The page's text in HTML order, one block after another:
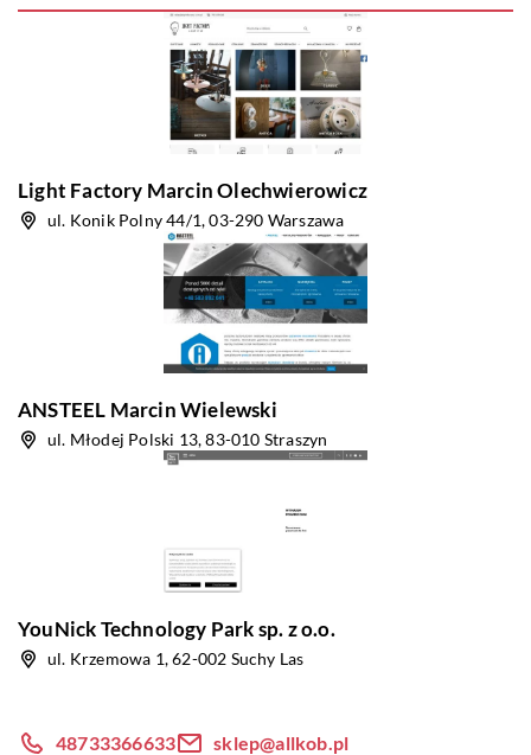
Light Factory Marcin Olechwierowicz
ul. Konik Polny 44/1, 03-290 Warszawa
ANSTEEL Marcin Wielewski
ul. Młodej Polski 13, 83-010 Straszyn
YouNick Technology Park sp. z o.o.
ul. Krzemowa 1, 62-002 Suchy Las
48733366633
sklep@allkob.pl